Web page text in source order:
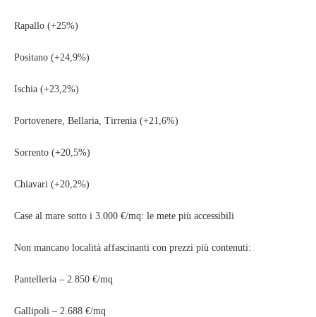
Rapallo (+25%)
Positano (+24,9%)
Ischia (+23,2%)
Portovenere, Bellaria, Tirrenia (+21,6%)
Sorrento (+20,5%)
Chiavari (+20,2%)
Case al mare sotto i 3.000 €/mq: le mete più accessibili
Non mancano località affascinanti con prezzi più contenuti:
Pantelleria – 2.850 €/mq
Gallipoli – 2.688 €/mq